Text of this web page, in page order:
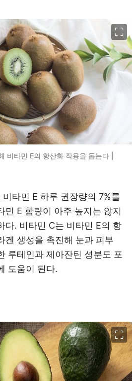
비타민 E의 항산화 작용을 돕는다 |
타민 E 하루 권장량의 7%를
민 E 함량이 아주 높지는 않지
다. 비타민 C는 비타민 E의 항
겐 생성을 촉진해 눈과 피부
루테인과 제아잔틴 성분도 포
도움이 된다.